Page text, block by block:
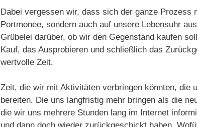
Dabei vergessen wir, dass sich der ganze Prozess
Portmonee, sondern auch auf unsere Lebensuhr
Grübelei darüber, ob wir den Gegenstand kaufen
Kauf, das Ausprobieren und schließlich das
wertvolle Zeit.
Zeit, die wir mit Aktivitäten verbringen könnten, die
bereiten. Die uns langfristig mehr bringen als die
die wir uns mehrere Stunden lang im Internet